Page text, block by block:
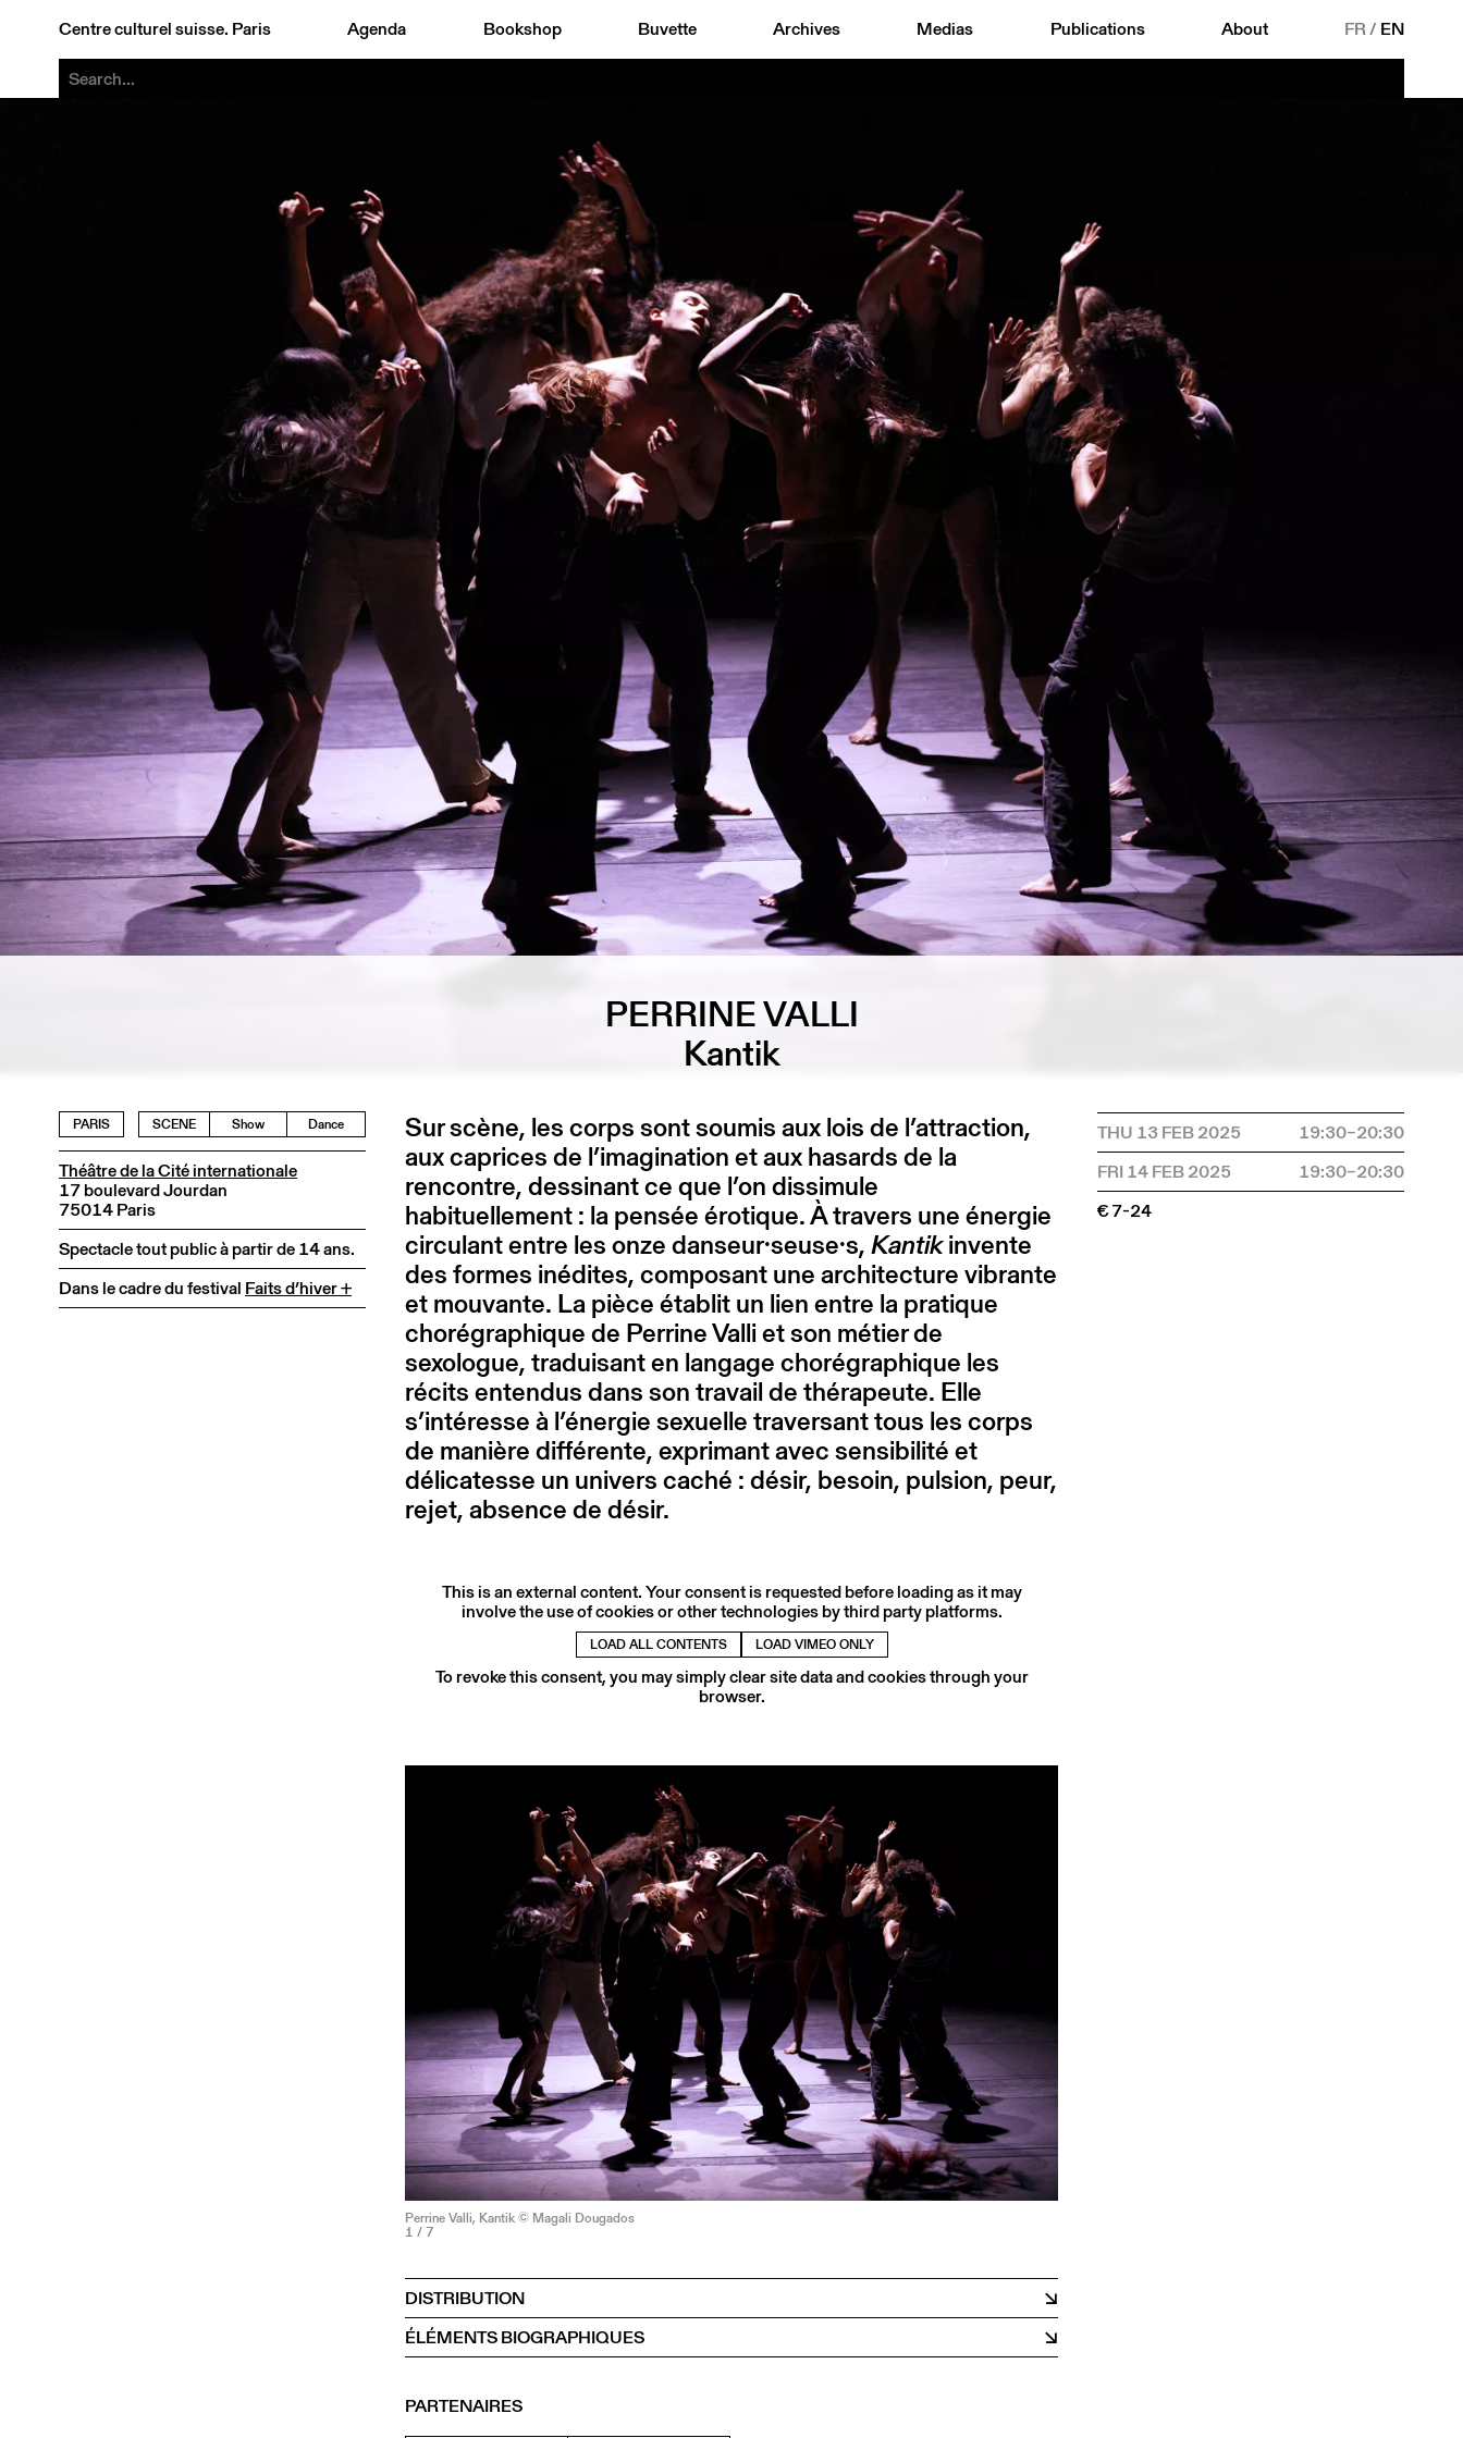
Centre culturel suisse. Paris Agenda Bookshop Buvette Archives Medias Publications About FR/ EN
PERRINE VALLI
Kantik
PARIS SCENE Show Dance
Théâtre de la Cité internationale
17 boulevard Jourdan
75014 Paris
Spectacle tout public à partir de 14 ans.
Dans le cadre du festival Faits d’hiver +
Sur scène, les corps sont soumis aux lois de l’attraction,
aux caprices de l’imagination et aux hasards de la
rencontre, dessinant ce que l’on dissimule
habituellement : la pensée érotique. À travers une énergie
circulant entre les onze danseur·seuse·s,Kantikinvente
des formes inédites, composant une architecture vibrante
et mouvante. La pièce établit un lien entre la pratique
chorégraphique de Perrine Valli et son métier de
sexologue, traduisant en langage chorégraphique les
récits entendus dans son travail de thérapeute. Elle
s’intéresse à l’énergie sexuelle traversant tous les corps
de manière différente, exprimant avec sensibilité et
délicatesse un univers caché : désir, besoin, pulsion, peur,
rejet, absence de désir.
This is an external content. Your consent is requested before loading as it may
involve the use of cookies or other technologies by third party platforms.
LOAD ALL CONTENTS LOAD VIMEO ONLY
To revoke this consent, you may simply clear site data and cookies through your
browser.
Perrine Valli, Kantik © Magali Dougados
1 / 7
DISTRIBUTION
ÉLÉMENTS BIOGRAPHIQUES
PARTENAIRES
THU 13 FEB 2025
19:30–20:30
FRI 14 FEB 2025
19:30–20:30
€ 7-24